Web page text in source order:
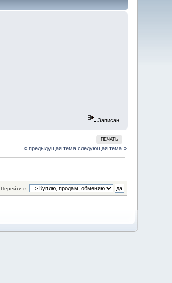
Записан
ПЕЧАТЬ
« предыдущая тема следующая тема »
Перейти в: